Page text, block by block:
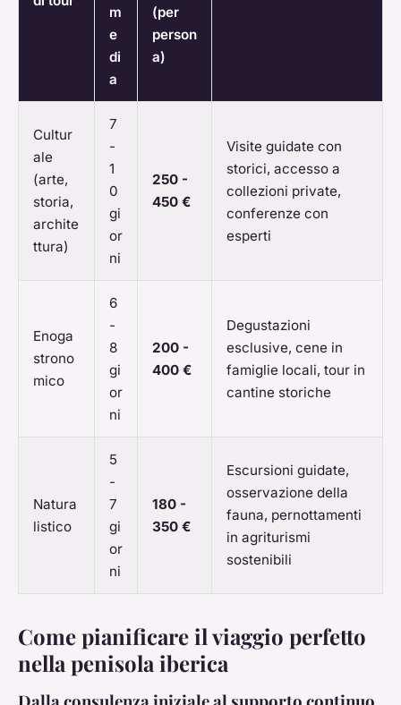
m
e
di
a
(per
person
a)
Cultur
ale
(arte,
storia,
archite
ttura)
7
-
1
0
gi
or
ni
250 -
450 €
Visite guidate con
storici, accesso a
collezioni private,
conferenze con
esperti
Enoga
strono
mico
6
-
8
gi
or
ni
200 -
400 €
Degustazioni
esclusive, cene in
famiglie locali, tour in
cantine storiche
Natura
listico
5
-
7
gi
or
ni
180 -
350 €
Escursioni guidate,
osservazione della
fauna, pernottamenti
in agriturismi
sostenibili
Come pianificare il viaggio perfetto
nella penisola iberica